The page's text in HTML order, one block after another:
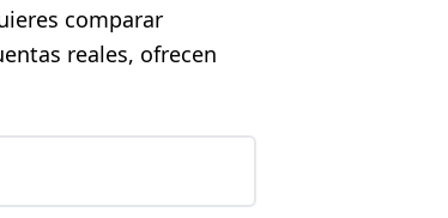
comparar
reales, ofrecen